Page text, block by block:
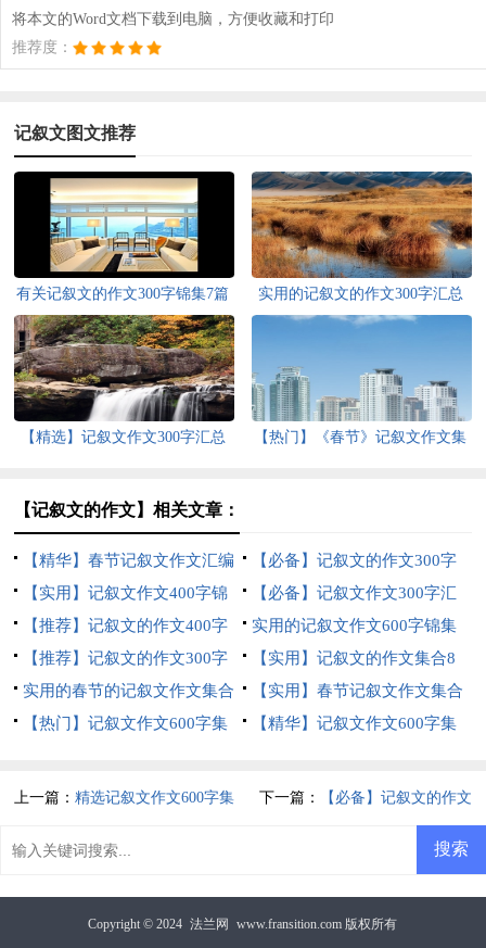
将本文的Word文档下载到电脑，方便收藏和打印
推荐度：
记叙文图文推荐
有关记叙文的作文300字锦集7篇
实用的记叙文的作文300字汇总
八篇
【精选】记叙文作文300字汇总
【热门】《春节》记叙文作文集
【记叙文的作文】相关文章：
【精华】春节记叙文作文汇编
十篇
【必备】记叙文的作文300字
汇总5篇
【实用】记叙文作文400字锦
集七篇
【必备】记叙文作文300字汇
编八篇
【推荐】记叙文的作文400字
汇总十篇
实用的记叙文作文600字锦集
六篇
【推荐】记叙文的作文300字
集合7篇
【实用】记叙文的作文集合8
篇
实用的春节的记叙文作文集合
七篇
【实用】春节记叙文作文集合
九篇
【热门】记叙文作文600字集
【精华】记叙文作文600字集
上一篇：精选记叙文作文600字集 下一篇： 【必备】记叙文的作文
Copyright © 2024 法兰网 www.fransition.com 版权所有